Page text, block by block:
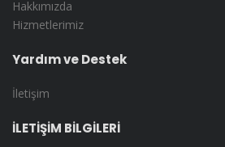
Hakkımızda
Hizmetlerimiz
Yardım ve Destek
İletişim
İLETİŞİM BİLGİLERİ